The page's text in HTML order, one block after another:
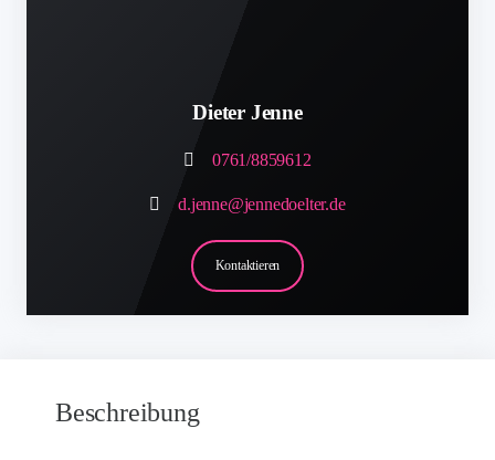
Dieter Jenne
0761/8859612
d.jenne@jennedoelter.de
Kontaktieren
Beschreibung